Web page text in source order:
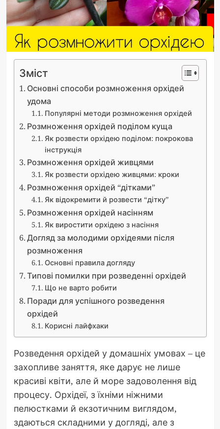
Зміст
Основні способи розмноження орхідей
удома
Популярні методи розмноження орхідей
Розмноження орхідей поділом куща
Як розвести орхідею поділом: покрокова
інструкція
Розмноження орхідей живцями
Як розвести орхідею живцями: кроки
Розмноження орхідей “дітками”
Як відокремити й розвести “дітку”
Розмноження орхідей насінням
Як виростити орхідею з насіння
Догляд за молодими орхідеями після
розмноження
Основні правила догляду
Типові помилки при розведенні орхідей
Що не варто робити
Поради для успішного розведення
орхідей
Корисні лайфхаки
Розведення орхідей у домашніх умовах – це
захопливе заняття, яке дарує не лише
красиві квіти, але й море задоволення від
процесу. Орхідеї, з їхніми ніжними
пелюстками й екзотичним виглядом,
здаються складними у догляді, але з